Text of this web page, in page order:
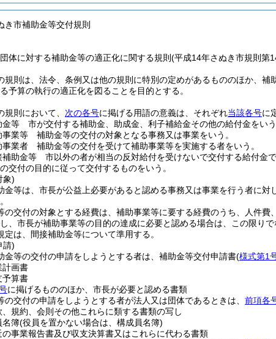
き市補助金等交付規則
体に対する補助金等の適正化に関する規則(平成14年さぬき市規則第
規則は、法令、条例又は他の規則に特別の定めがあるもののほか、
予算の執行の適正化を図ることを目的とする。
規則において、 次の各号に掲げる用語の意義は、それぞれ当該各号に
金等 市が交付する補助金、助成金、利子補給金その他の給付金をいう
事業等 補助金等の交付の対象となる事務又は事業をいう。
事業者 補助金等の交付を受けて補助事業等を実施する者をいう。
補助金等 市以外の者が相当の反対給付を受けないで交付する給付金
交付の目的に従って交付するものをいう。
象)
金等は、市長が公益上必要があると認める事務又は事業を行う者に
の交付の対象とする経費は、補助事業等に要する経費のうち、人件費
、市長が補助事業等の目的の達成に必要と認める場合は、この限りで
定は、間接補助金等について準用する。
請)
金等の交付の申請をしようとする者は、補助金等交付申請書(様式第1
計画書
予算書
に掲げるもののほか、市長が必要と認める書類
の交付の申請をしようとする者が法人又は団体であるときは、 前項各
、規約、会則その他これらに類する書類の写し
名簿(役員を置かない場合は、構成員名簿)
の事業報告書及び収支決算書又はこれらに代わる書類